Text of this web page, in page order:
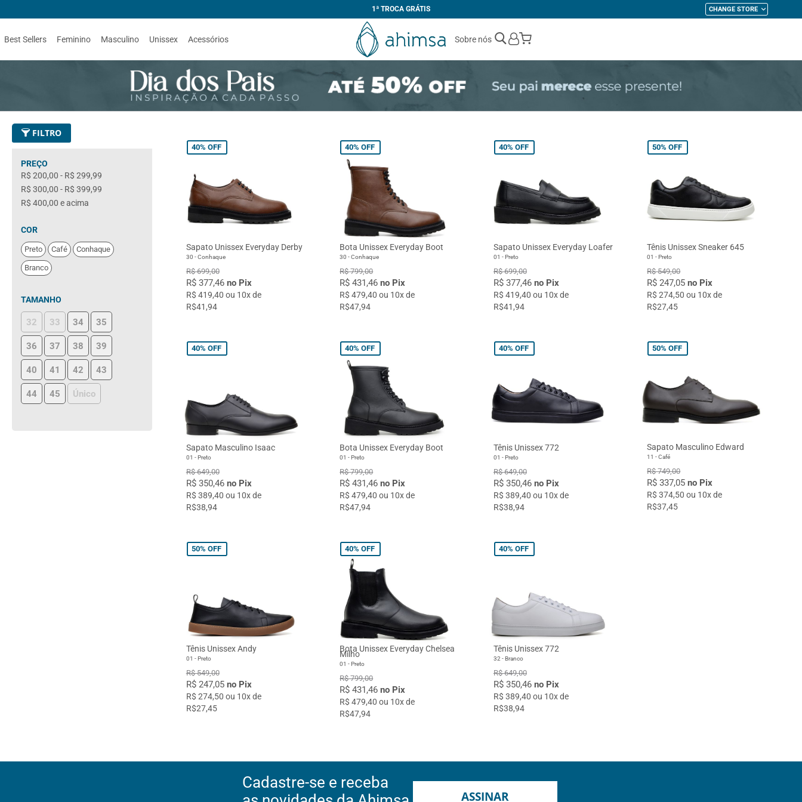
1ª TROCA GRÁTIS CHANGE STORE
Best Sellers Feminino Masculino Unissex Acessórios Sobre nós
My Cart
FILTRO
PREÇO
R$ 200,00 - R$ 299,99
R$ 300,00 - R$ 399,99
R$ 400,00 e acima
COR
Preto Café Conhaque
Branco
TAMANHO
32 33 34 35
36 37 38 39
40 41 42 43
44 45 Único
40% OFF
Sapato Unissex Everyday Derby
30 - Conhaque
R$ 699,00
R$ 377,46 no Pix
R$ 419,40 ou 10x de
R$41,94
40% OFF
Bota Unissex Everyday Boot
30 - Conhaque
R$ 799,00
R$ 431,46no Pix
R$ 479,40 ou 10x de
R$47,94
40% OFF
Sapato Unissex Everyday Loafer
01 - Preto
R$ 699,00
R$ 377,46 no Pix
R$ 419,40 ou 10x de
R$41,94
50% OFF
Tênis Unissex Sneaker 645
01 - Preto
R$ 549,00
R$ 247,05no Pix
R$ 274,50 ou 10x de
R$27,45
40% OFF
Sapato Masculino Isaac
01 - Preto
R$ 649,00
R$ 350,46 no Pix
R$ 389,40 ou 10x de
R$38,94
40% OFF
Bota Unissex Everyday Boot
01 - Preto
R$ 799,00
R$ 431,46no Pix
R$ 479,40 ou 10x de
R$47,94
40% OFF
Tênis Unissex 772
01 - Preto
R$ 649,00
R$ 350,46 no Pix
R$ 389,40 ou 10x de
R$38,94
50% OFF
Sapato Masculino Edward
11 - Café
R$ 749,00
R$ 337,05no Pix
R$ 374,50 ou 10x de
R$37,45
50% OFF
Tênis Unissex Andy
01 - Preto
R$ 549,00
R$ 247,05 no Pix
R$ 274,50 ou 10x de
R$27,45
40% OFF
Bota Unissex Everyday Chelsea
Milho
01 - Preto
R$ 799,00
R$ 431,46no Pix
R$ 479,40 ou 10x de
R$47,94
40% OFF
Tênis Unissex 772
32 - Branco
R$ 649,00
R$ 350,46 no Pix
R$ 389,40 ou 10x de
R$38,94
Cadastre-se e receba
ASSINAR